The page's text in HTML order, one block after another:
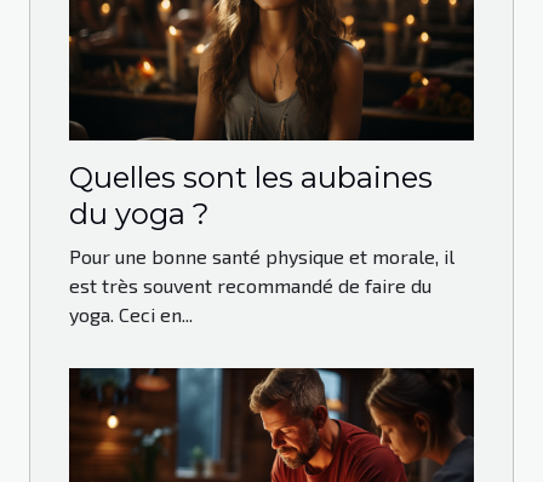
Quelles sont les aubaines
du yoga ?
Pour une bonne santé physique et morale, il
est très souvent recommandé de faire du
yoga. Ceci en...